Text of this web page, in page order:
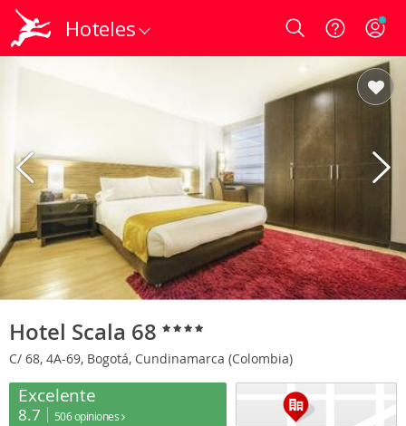
Hoteles Login
Hotel Scala 68
C/ 68, 4A-69, Bogotá, Cundinamarca (Colombia)
Excelente
8.7 506 opiniones